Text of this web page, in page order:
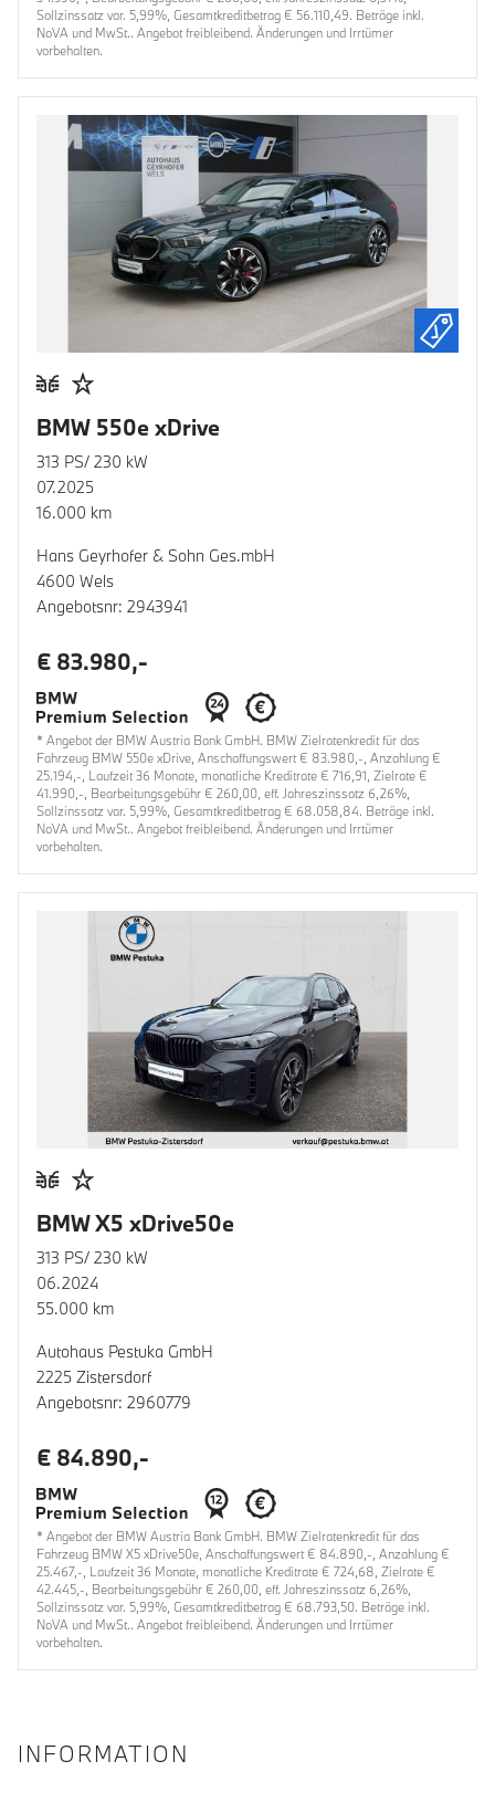
Sollzinssatz var. 5,99%, Gesamtkreditbetrag € 56.110,49. Beträge inkl.
NoVA und MwSt.. Angebot freibleibend. Änderungen und Irrtümer
vorbehalten.
BMW 550e xDrive
313 PS/ 230 kW
07.2025
16.000 km
Hans Geyrhofer & Sohn Ges.mbH
4600 Wels
Angebotsnr: 2943941
€ 83.980,-
* Angebot der BMW Austria Bank GmbH. BMW Zielratenkredit für das
Fahrzeug BMW 550e xDrive, Anschaffungswert € 83.980,-, Anzahlung €
25.194,-, Laufzeit 36 Monate, monatliche Kreditrate € 716,91, Zielrate €
41.990,-, Bearbeitungsgebühr € 260,00, eff. Jahreszinssatz 6,26%,
Sollzinssatz var. 5,99%, Gesamtkreditbetrag € 68.058,84. Beträge inkl.
NoVA und MwSt.. Angebot freibleibend. Änderungen und Irrtümer
vorbehalten.
BMW X5 xDrive50e
313 PS/ 230 kW
06.2024
55.000 km
Autohaus Pestuka GmbH
2225 Zistersdorf
Angebotsnr: 2960779
€ 84.890,-
* Angebot der BMW Austria Bank GmbH. BMW Zielratenkredit für das
Fahrzeug BMW X5 xDrive50e, Anschaffungswert € 84.890,-, Anzahlung €
25.467,-, Laufzeit 36 Monate, monatliche Kreditrate € 724,68, Zielrate €
42.445,-, Bearbeitungsgebühr € 260,00, eff. Jahreszinssatz 6,26%,
Sollzinssatz var. 5,99%, Gesamtkreditbetrag € 68.793,50. Beträge inkl.
NoVA und MwSt.. Angebot freibleibend. Änderungen und Irrtümer
vorbehalten.
INFORMATION